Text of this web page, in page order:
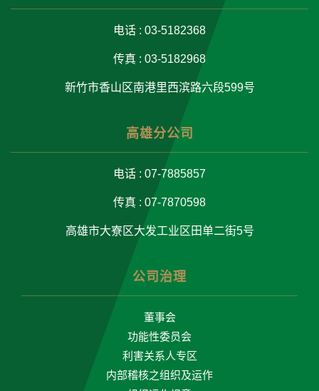
电话 : 03-5182368
传真 : 03-5182968
新竹市香山区南港里西滨路六段599号
高雄分公司
电话 : 07-7885857
传真 : 07-7870598
高雄市大寮区大发工业区田单二街5号
公司治理
董事会
功能性委员会
利害关系人专区
内部稽核之组织及运作